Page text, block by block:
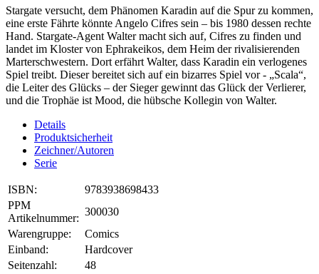
Stargate versucht, dem Phänomen Karadin auf die Spur zu kommen,
eine erste Fährte könnte Angelo Cifres sein – bis 1980 dessen rechte
Hand. Stargate-Agent Walter macht sich auf, Cifres zu finden und
landet im Kloster von Ephrakeikos, dem Heim der rivalisierenden
Marterschwestern. Dort erfährt Walter, dass Karadin ein verlogenes
Spiel treibt. Dieser bereitet sich auf ein bizarres Spiel vor - „Scala“,
die Leiter des Glücks – der Sieger gewinnt das Glück der Verlierer,
und die Trophäe ist Mood, die hübsche Kollegin von Walter.
Details
Produktsicherheit
Zeichner/Autoren
Serie
ISBN:
9783938698433
PPM
Artikelnummer:
300030
Warengruppe:
Comics
Einband:
Hardcover
Seitenzahl:
48